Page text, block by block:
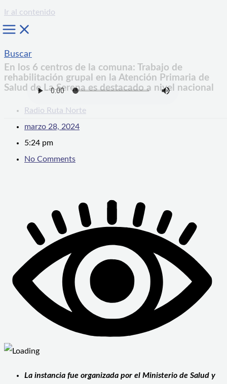
Ir al contenido
Buscar
En los 6 centros de la comuna: Trabajo de
rehabilitación grupal en la Atención Primaria de
Salud de La Serena es destacado a nivel nacional
Radio Ruta Norte
marzo 28, 2024
5:24 pm
No Comments
La instancia fue organizada por el Ministerio de Salud y